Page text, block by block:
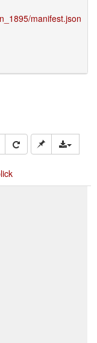
manifest.json